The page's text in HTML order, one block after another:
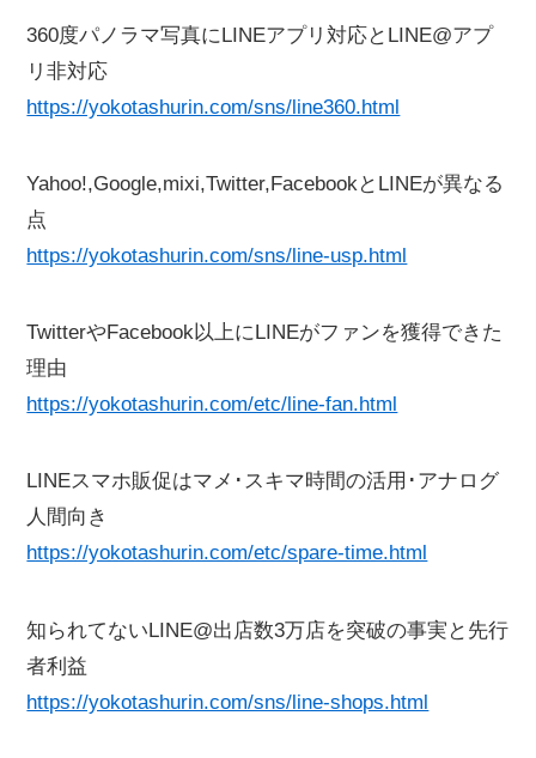
360度パノラマ写真にLINEアプリ対応とLINE@アプ
リ非対応
https://yokotashurin.com/sns/line360.html
Yahoo!,Google,mixi,Twitter,FacebookとLINEが異なる
点
https://yokotashurin.com/sns/line-usp.html
TwitterやFacebook以上にLINEがファンを獲得できた
理由
https://yokotashurin.com/etc/line-fan.html
LINEスマホ販促はマメ･スキマ時間の活用･アナログ
人間向き
https://yokotashurin.com/etc/spare-time.html
知られてないLINE@出店数3万店を突破の事実と先行
者利益
https://yokotashurin.com/sns/line-shops.html